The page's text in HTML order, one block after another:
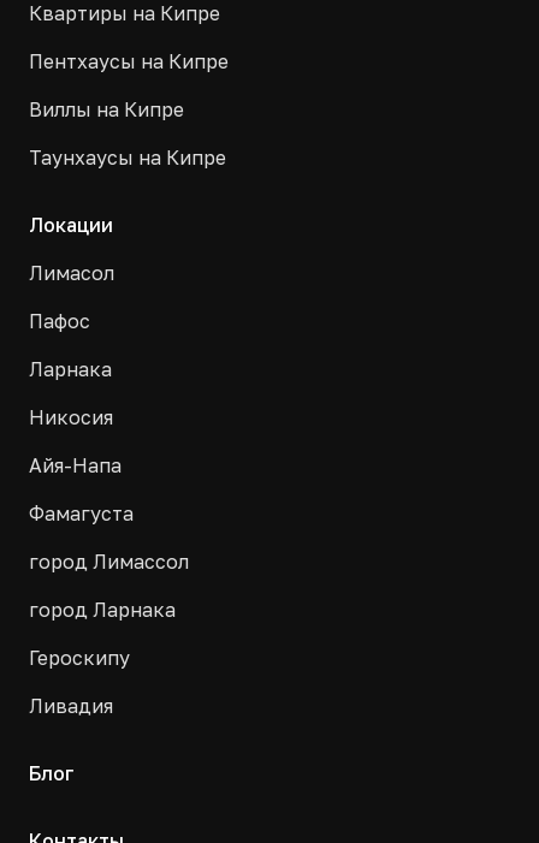
Квартиры на Кипре
Пентхаусы на Кипре
Виллы на Кипре
Таунхаусы на Кипре
Локации
Лимасол
Пафос
Ларнака
Никосия
Айя-Напа
Фамагуста
город Лимассол
город Ларнака
Героскипу
Ливадия
Блог